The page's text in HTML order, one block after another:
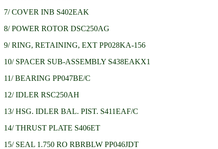
7/ COVER INB S402EAK
8/ POWER ROTOR DSC250AG
9/ RING, RETAINING, EXT PP028KA-156
10/ SPACER SUB-ASSEMBLY S438EAKX1
11/ BEARING PP047BE/C
12/ IDLER RSC250AH
13/ HSG. IDLER BAL. PIST. S411EAF/C
14/ THRUST PLATE S406ET
15/ SEAL 1.750 RO RBRBLW PP046JDT